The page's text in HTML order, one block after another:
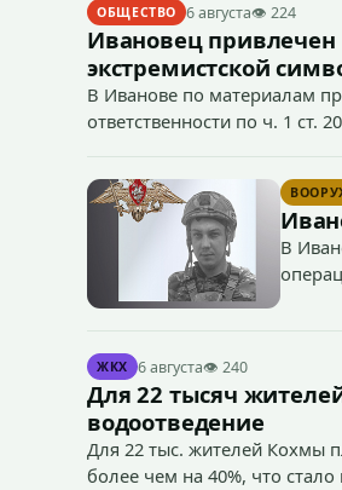
ОБЩЕСТВО 6 августа👁 224
Ивановец привлечен
экстремистской
В Иванове по материалам
ответственности по ч. 1 ст.
символики в сети Интернет.
В
ЖКХ 6 августа👁 240
Для 22 тысяч
водоотведение
Для 22 тыс. жителей Кохмы
более чем на 40%, что